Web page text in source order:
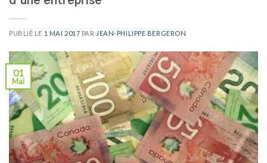
PUBLIÉ LE 1 MAI 2017 PAR JEAN-PHILIPPE BERGERON
01
Mai